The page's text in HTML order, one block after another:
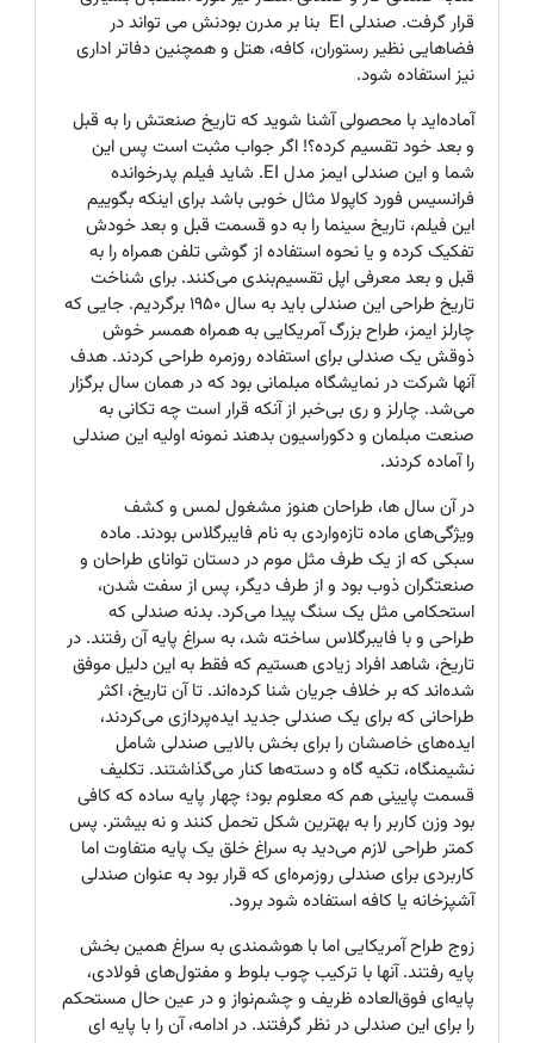
قرار گرفت. صندلی EIبنا بر مدرن بودنش می تواند در
فضاهایی نظیر رستوران‌، کافه، هتل‌ و همچنین دفاتر اداری
نیز استفاده شود.
آماده‌اید با محصولی آشنا شوید که تاریخ صنعتش را به قبل
و بعد خود تقسیم کرده؟! اگر جواب مثبت است پس این
شما و این صندلی ایمز مدل EI. شاید فیلم پدرخوانده
فرانسیس فورد کاپولا مثال خوبی باشد برای اینکه بگوییم
این فیلم، تاریخ سینما را به دو قسمت قبل و بعد خودش
تفکیک کرده و یا نحوه استفاده از گوشی تلفن همراه را به
قبل و بعد معرفی اپل تقسیم‌بندی می‌کنند. برای شناخت
تاریخ طراحی این صندلی باید به سال 1950 برگردیم. جایی که
چارلز ایمز، طراح بزرگ آمریکایی به همراه همسر خوش
ذوقش یک صندلی برای استفاده روزمره طراحی کردند. هدف
آنها شرکت در نمایشگاه مبلمانی بود که در همان سال برگزار
می‌شد. چارلز و ری بی‌خبر از آنکه قرار است چه تکانی به
صنعت مبلمان و دکوراسیون بدهند نمونه اولیه این صندلی
را آماده کردند.
در آن سال ها، طراحان هنوز مشغول لمس و کشف
ویژگی‌های ماده تازه‌واردی به نام فایبرگلاس بودند. ماده
سبکی که از یک طرف مثل موم در دستان توانای طراحان و
صنعتگران ذوب بود و از طرف دیگر، پس از سفت شدن،
استحکامی مثل یک سنگ پیدا می‌کرد. بدنه صندلی که
طراحی و با فایبرگلاس ساخته شد، به سراغ پایه آن رفتند. در
تاریخ، شاهد افراد زیادی هستیم که فقط به این دلیل موفق
شده‌اند که بر خلاف جریان شنا کرده‌اند. تا آن تاریخ، اکثر
طراحانی که برای یک صندلی جدید ایده‌پردازی می‌کردند،
ایده‌های خاصشان را برای بخش بالایی صندلی شامل
نشیمنگاه، تکیه گاه و دسته‌ها کنار می‌گذاشتند. تکلیف
قسمت پایینی هم که معلوم بود؛ چهار پایه ساده که کافی
بود وزن کاربر را به بهترین شکل تحمل کنند و نه بیشتر. پس
کمتر طراحی لازم می‌دید به سراغ خلق یک پایه متفاوت اما
کاربردی برای صندلی روزمره‌ای که قرار بود به عنوان صندلی
آشپزخانه یا کافه استفاده شود برود.
زوج طراح آمریکایی اما با هوشمندی به سراغ همین بخش
پایه رفتند. آنها با ترکیب چوب بلوط و مفتول‌های فولادی،
پایه‌ای فوق‌العاده ظریف و چشم‌نواز و در عین حال مستحکم
را برای این صندلی در نظر گرفتند. در ادامه، آن را با پایه ای